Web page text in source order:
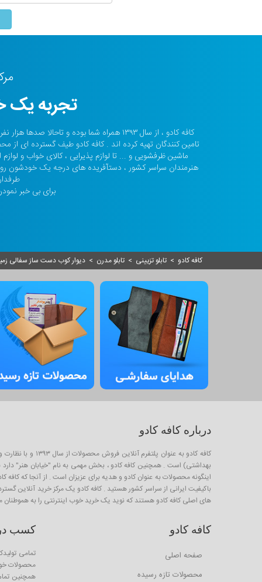
تجربه یک
کافه کادو ، از سال ۱۳۹۳ همراه شما بوده و
تامین کنندگان تهیه کرده اند . کافه کادو طیف گسترده ای از
ماشین ظرفشویی و ... تا لوازم پذیرایی ، کالای خواب و
هنرمندان سراسر کشور ، دستآفریده های درجه یک خودشون
برای بی خبر
کافه کادو > تابلو تزیینی > تابلو مدرن > دیوار کوب دست ساز سفالی
درباره کافه کادو
کافه کادو به
بهداشتی) است . همچنین کافه کادو ، بخش مهمی به نام "خیابان هنر" دارد
باکیفیت ایرانی از سراسر کشور هستید . کافه کادو یک مرکز خرید آنلاین
های اصلی کافه کادو هستند که نوید یک خرید خوب اینترنتی را به هموطنان
کافه کادو
صفحه اصلی
محصولات تازه رسیده
کسب
تمامی
محصولات
همچنین تمام